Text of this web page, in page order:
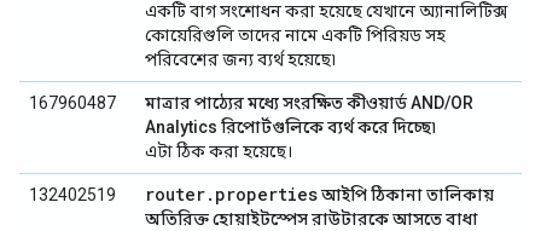
একটি বাগ সংশোধন করা হয়েছে যেখানে অ্যানালিটিক্স
কোয়েরিগুলি তাদের নামে একটি পিরিয়ড সহ
পরিবেশের জন্য ব্যর্থ হয়েছে৷
167960487
মাত্রার পাঠ্যের মধ্যে সংরক্ষিত কীওয়ার্ড AND/OR
Analytics রিপোর্টগুলিকে ব্যর্থ করে দিচ্ছে৷
এটা ঠিক করা হয়েছে।
132402519 router.propertiesআইপি ঠিকানা তালিকায়
অতিরিক্ত হোয়াইটস্পেস রাউটারকে আসতে বাধা